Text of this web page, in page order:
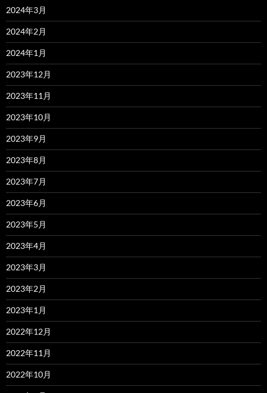
2024年3月
2024年2月
2024年1月
2023年12月
2023年11月
2023年10月
2023年9月
2023年8月
2023年7月
2023年6月
2023年5月
2023年4月
2023年3月
2023年2月
2023年1月
2022年12月
2022年11月
2022年10月